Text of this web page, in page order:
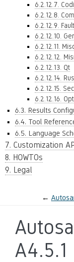
6.2.12.7.
6.2.12.8.
6.2.12.9.
6.2.12.10.
6.2.12.11.
6.2.12.12.
6.2.12.13. Qt
6.2.12.14.
6.2.12.15.
6.2.12.16.
6.3. Results
6.4. Tool
6.5. Language
7. Customization
8. HOWTOs
9. Legal
←
A4.5.1